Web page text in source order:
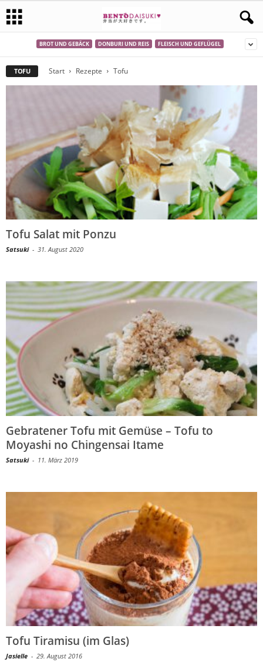
BROT UND GEBÄCK DONBURI UND REIS FLEISCH UND GEFLÜGEL
TOFU Start Rezepte Tofu
Tofu Salat mit Ponzu
Satsuki - 31. August 2020
Gebratener Tofu mit Gemüse – Tofu to
Moyashi no Chingensai Itame
Satsuki - 11. März 2019
Tofu Tiramisu (im Glas)
Jasielle - 29. August 2016